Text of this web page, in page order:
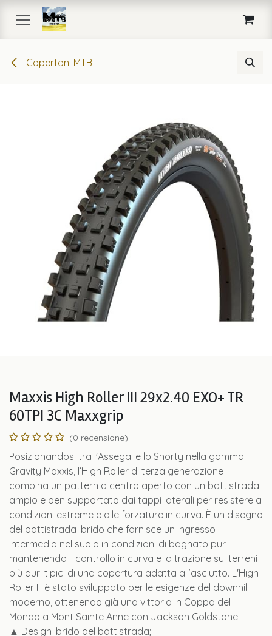
Passa al contenuto
Copertoni MTB
Maxxis High Roller III 29x2.40 EXO+ TR
60TPI 3C Maxxgrip
(0 recensione)
Posizionandosi tra l'Assegai e lo Shorty nella gamma
Gravity Maxxis, l’High Roller di terza generazione
combina un pattern a centro aperto con un battistrada
ampio e ben supportato dai tappi laterali per resistere a
condizioni estreme e alle forzature in curva. È un disegno
del battistrada ibrido che fornisce un ingresso
intermedio nel suolo in condizioni di bagnato pur
mantenendo il controllo in curva e la trazione sui terreni
più duri tipici di una copertura adatta all’asciutto. L'High
Roller III è stato sviluppato per le esigenze del downhill
moderno, ottenendo già una vittoria in Coppa del
Mondo a Mont Sainte Anne con Jackson Goldstone.
▲ Design ibrido del battistrada;